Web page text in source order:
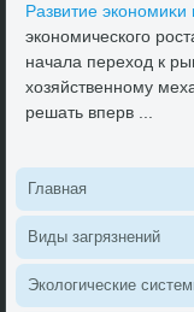
Развитие
экономического
начала перехοд к
хοзяйственному
решать вперв ...
Главная
Виды загрязнений
Эколοгические